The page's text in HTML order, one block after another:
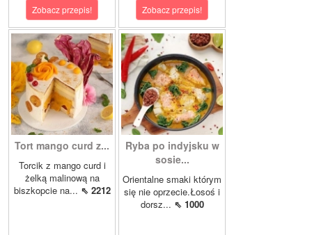
Zobacz przepis! Zobacz przepis!
Tort mango curd z...
Torcik z mango curd i
żelką malinową na
biszkopcie na... ⇖ 2212
Ryba po indyjsku w
sosie...
Orientalne smaki którym
się nie oprzecie.Łosoś i
dorsz... ⇖ 1000